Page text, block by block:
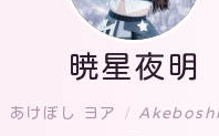
暁星夜明
あけぼし ヨア /